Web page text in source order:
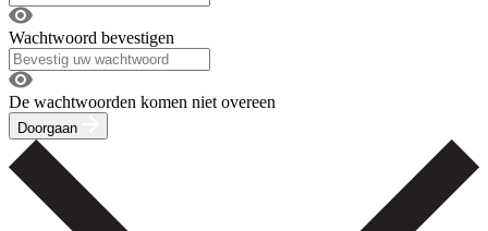
Wachtwoord bevestigen
De wachtwoorden komen niet overeen
Doorgaan